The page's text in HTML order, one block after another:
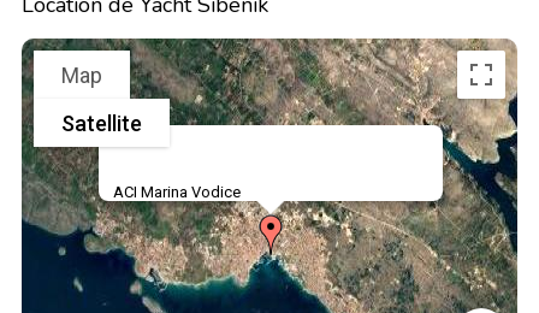
ACI Marina Vodice
Map
Satellite